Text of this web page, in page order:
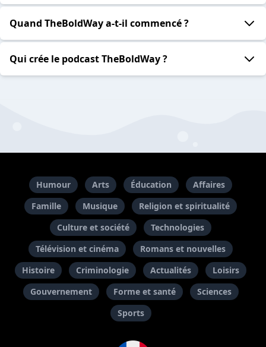
Quand TheBoldWay a-t-il commencé ?
Qui crée le podcast TheBoldWay ?
Humour Arts Éducation
Affaires
Famille
Musique
Religion et spiritualité
Culture et société
Technologies
Télévision et cinéma
Romans et nouvelles
Histoire
Criminologie Actualités
Loisirs
Gouvernement
Forme et santé
Sciences
Sports